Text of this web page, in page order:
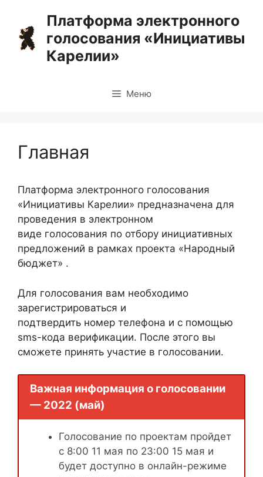
содержимому
Платформа электронного
голосования «Инициативы
Карелии»
Меню
Главная
Платформа электронного голосования
«Инициативы Карелии» предназначена для
проведения в электронном
виде голосования по отбору инициативных
предложений в рамках проекта «Народный
бюджет» .
Для голосования вам необходимо
зарегистрироваться и
подтвердить номер телефона и с помощью
sms-кода верификации. После этого вы
сможете принять участие в голосовании.
Важная информация о голосовании
— 2022 (май)
Голосование по проектам пройдет
с 8:00 11 мая по 23:00 15 мая и
будет доступно в онлайн-режиме